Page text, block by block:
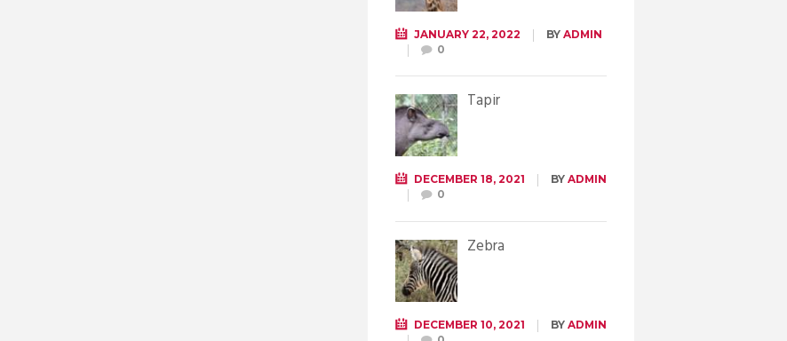
JANUARY 22, 2022 BY ADMIN
0
Tapir
DECEMBER 18, 2021 BY ADMIN
0
Zebra
DECEMBER 10, 2021 BY ADMIN